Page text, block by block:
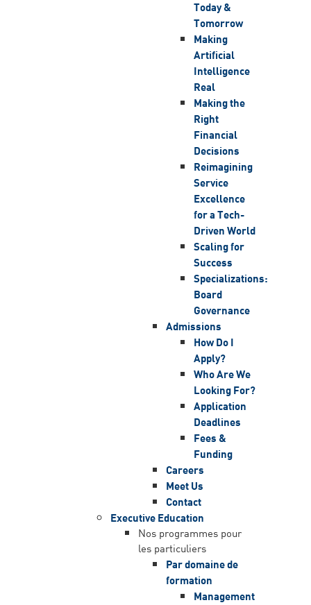
Today &
Tomorrow
Making
Artificial
Intelligence
Real
Making the
Right
Financial
Decisions
Reimagining
Service
Excellence
for a Tech-
Driven World
Scaling for
Success
Specializations:
Board
Governance
Admissions
How Do I
Apply?
Who Are We
Looking For?
Application
Deadlines
Fees &
Funding
Careers
Meet Us
Contact
Executive Education
Nos programmes pour
les particuliers
Par domaine de
formation
Management